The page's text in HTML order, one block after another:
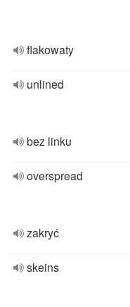
flakowaty
unlined
bez linku
overspread
zakryć
skeins